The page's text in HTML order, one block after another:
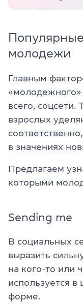
молодежи
Главным
всего, соцсети.
взрослых
в значениях
Предлагаем
которыми
Sending me
В социальных
выразить
на кого-то или
используется
форме.